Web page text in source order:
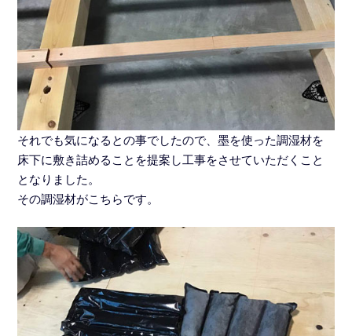
それでも気になるとの事でしたので、墨を使った調湿材を
床下に敷き詰めることを提案し工事をさせていただくこと
となりました。
その調湿材がこちらです。